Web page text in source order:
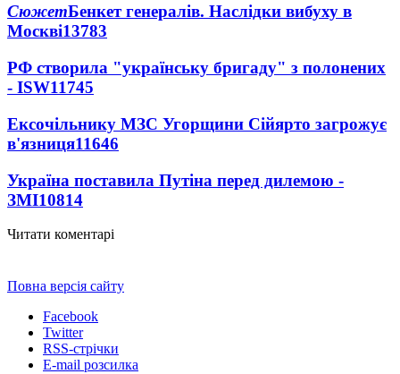
СюжетБенкет генералів. Наслідки вибуху в
Москві13783
РФ створила "українську бригаду" з полонених
- ISW11745
Ексочільнику МЗС Угорщини Сійярто загрожує
в'язниця11646
Україна поставила Путіна перед дилемою -
ЗМІ10814
Читати коментарі
Повна версія сайту
Facebook
Twitter
RSS-стрічки
E-mail розсилка